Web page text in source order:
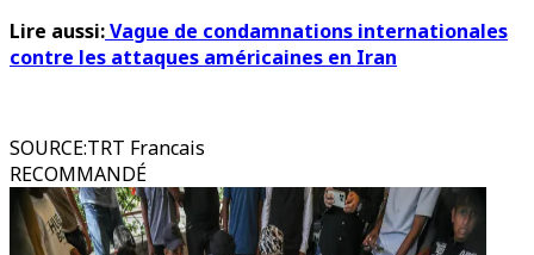
Lire aussi:Vague de condamnations internationales
contre les attaques américaines en Iran
SOURCE:TRT Francais
RECOMMANDÉ